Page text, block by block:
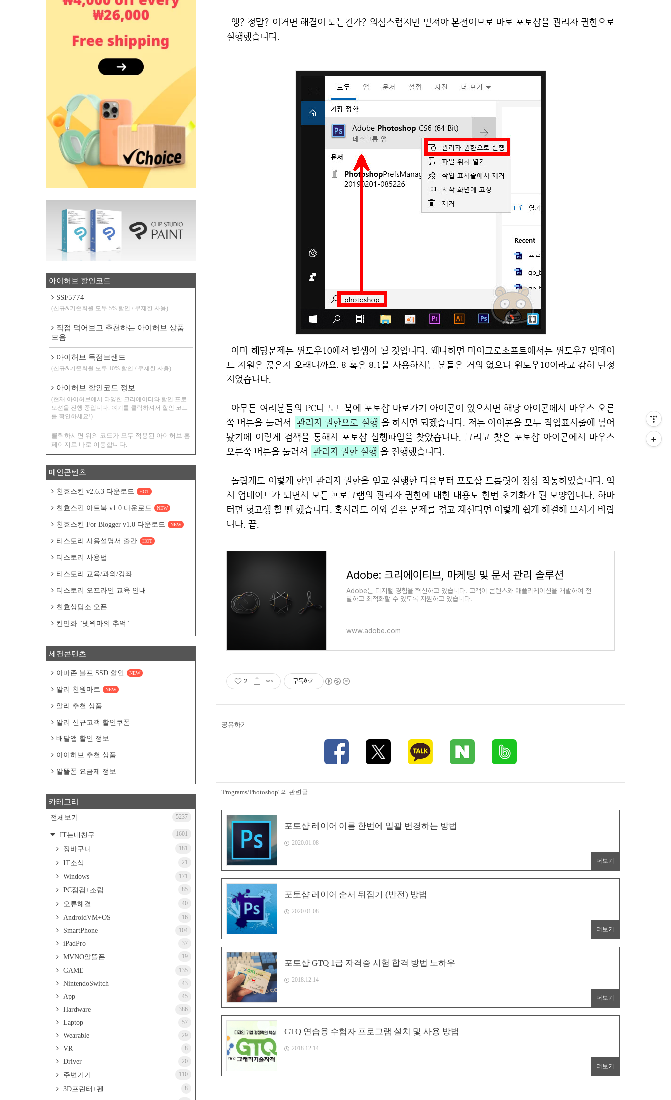
엥? 정말? 이거면 해결이 되는건가? 의심스럽지만 믿져야 본전이므로 바로 포토샵을 관리자 권한으로
실행했습니다.
아마 해당문제는 윈도우10에서 발생이 될 것입니다. 왜냐하면 마이크로소프트에서는 윈도우7 업데이
트 지원은 끊은지 오래니까요. 8 혹은 8.1을 사용하시는 분들은 거의 없으니 윈도우10이라고 감히 단정
지었습니다.
아무튼 여러분들의 PC나 노트북에 포토샵 바로가기 아이콘이 있으시면 해당 아이콘에서 마우스 오른
쪽 버튼을 눌러서 관리자 권한으로 실행 을 하시면 되겠습니다. 저는 아이콘을 모두 작업표시줄에 넣어
놨기에 이렇게 검색을 통해서 포토샵 실행파일을 찾았습니다. 그리고 찾은 포토샵 아이콘에서 마우스
오른쪽 버튼을 눌러서 관리자 권한 실행 을 진행했습니다.
놀랍게도 이렇게 한번 관리자 권한을 얻고 실행한 다음부터 포토샵 드롭릿이 정상 작동하였습니다. 역
시 업데이트가 되면서 모든 프로그램의 관리자 권한에 대한 내용도 한번 초기화가 된 모양입니다. 하마
터면 헛고생 할 뻔 했습니다. 혹시라도 이와 같은 문제를 겪고 계신다면 이렇게 쉽게 해결해 보시기 바랍
니다. 끝.
Adobe: 크리에이티브, 마케팅 및 문서 관리 솔루션
Adobe는 디지털 경험을 혁신하고 있습니다. 고객이 콘텐츠와 애플리케이션을 개발하여 전
달하고 최적화할 수 있도록 지원하고 있습니다.
www.adobe.com
2 구독하기
공유하기
'Programs/Photoshop' 의 관련글
포토샵 레이어 이름 한번에 일괄 변경하는 방법
2020.01.08
더보기
포토샵 레이어 순서 뒤집기 (반전) 방법
2020.01.08
더보기
포토샵 GTQ 1급 자격증 시험 합격 방법 노하우
2018.12.14
더보기
GTQ 연습용 수험자 프로그램 설치 및 사용 방법
2018.12.14
더보기
아이허브 할인코드
SSF5774
(신규&기존회원 모두 5% 할인 / 무제한 사용)
직접 먹어보고 추천하는 아이허브 상품
모음
아이허브 독점브랜드
(신규&기존회원 모두 10% 할인 / 무제한 사용)
아이허브 할인코드 정보
(현재 아이허브에서 다양한 크리에이터와 할인 프로
모션을 진행 중입니다. 여기를 클릭하셔서 할인 코드
를 확인하세요!)
클릭하시면 위의 코드가 모두 적용된 아이허브 홈
페이지로 바로 이동합니다.
메인콘텐츠
친효스킨 v2.6.3 다운로드 HOT
친효스킨:아트북 v1.0 다운로드 NEW
친효스킨 For Blogger v1.0 다운로드 NEW
티스토리 사용설명서 출간 HOT
티스토리 사용법
티스토리 교육/과외/강좌
티스토리 오프라인 교육 안내
친효상담소 오픈
칸만화 "넷웍마의 추억"
세컨콘텐츠
아마존 블프 SSD 할인 NEW
알리 천원마트 NEW
알리 추천 상품
알리 신규고객 할인쿠폰
배달앱 할인 정보
아이허브 추천 상품
알뜰폰 요금제 정보
카테고리
전체보기 5237
IT는내친구 1601
장바구니 181
IT소식 21
Windows 171
PC점검+조립 85
오류해결 40
AndroidVM+OS 16
SmartPhone 104
iPadPro 37
MVNO알뜰폰 19
GAME 135
NintendoSwitch 43
App 45
Hardware 386
Laptop 57
Wearable 29
VR 8
Driver 20
주변기기 110
3D프린터+펜 8